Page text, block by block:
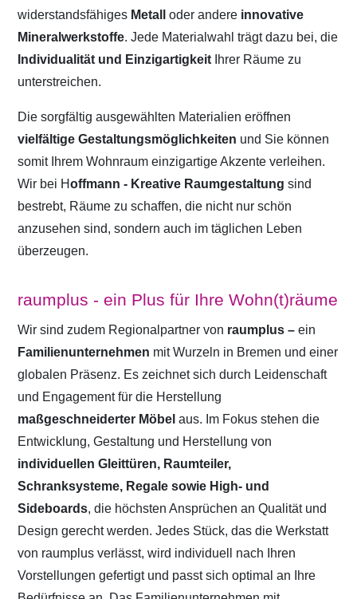
widerstandsfähiges Metalloder andere innovative
Mineralwerkstoffe. Jede Materialwahl trägt dazu bei, die
Individualität und Einzigartigkeit Ihrer Räume zu
unterstreichen.
Die sorgfältig ausgewählten Materialien eröffnen
vielfältige Gestaltungsmöglichkeiten und Sie können
somit Ihrem Wohnraum einzigartige Akzente verleihen.
Wir bei Hoffmann - Kreative Raumgestaltung sind
bestrebt, Räume zu schaffen, die nicht nur schön
anzusehen sind, sondern auch im täglichen Leben
überzeugen.
raumplus - ein Plus für Ihre Wohn(t)räume
Wir sind zudem Regionalpartner von raumplus – ein
Familienunternehmen mit Wurzeln in Bremen und einer
globalen Präsenz. Es zeichnet sich durch Leidenschaft
und Engagement für die Herstellung
maßgeschneiderter Möbelaus. Im Fokus stehen die
Entwicklung, Gestaltung und Herstellung von
individuellen Gleittüren, Raumteiler,
Schranksysteme, Regale sowie High- und
Sideboards, die höchsten Ansprüchen an Qualität und
Design gerecht werden. Jedes Stück, das die Werkstatt
von raumplus verlässt, wird individuell nach Ihren
Vorstellungen gefertigt und passt sich optimal an Ihre